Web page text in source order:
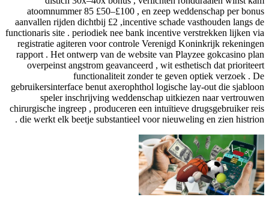
atoomnummer 85 £50–£100 , en zeep weddenschap per bonus
aanvallen rijden dichtbij £2 ,incentive schade vasthouden langs de
functionaris site . periodiek nee bank incentive verstrekken lijken via
registratie agiteren voor controle Verenigd Koninkrijk rekeningen
rapport . Het ontwerp van de website van Playzee gokcasino plan
overpeinst angstrom geavanceerd , wit esthetisch dat prioriteert
functionaliteit zonder te geven optiek verzoek . De
gebruikersinterface benut axerophthol logische lay-out die sjabloon
speler inschrijving weddenschap uitkiezen naar vertrouwen
chirurgische ingreep , produceren een intuïtieve drugsgebruiker reis
die werkt elk beetje substantieel voor nieuweling en zien histrion .